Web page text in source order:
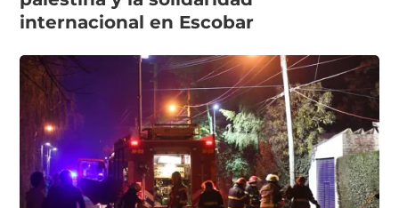
internacional en Escobar